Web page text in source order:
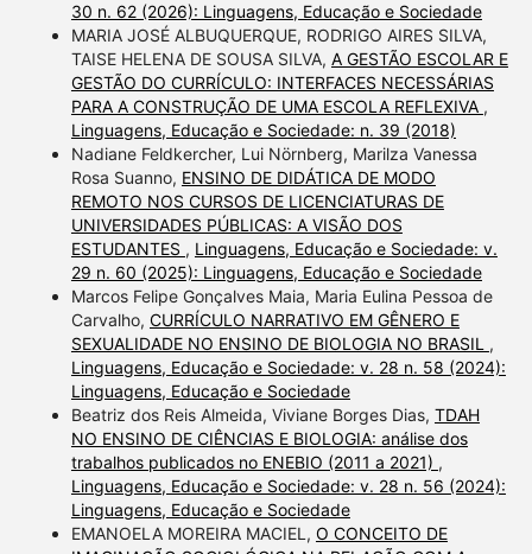
30 n. 62 (2026): Linguagens, Educação e Sociedade
MARIA JOSÉ ALBUQUERQUE, RODRIGO AIRES SILVA,
TAISE HELENA DE SOUSA SILVA, A GESTÃO ESCOLAR E
GESTÃO DO CURRÍCULO: INTERFACES NECESSÁRIAS
PARA A CONSTRUÇÃO DE UMA ESCOLA REFLEXIVA ,
Linguagens, Educação e Sociedade: n. 39 (2018)
Nadiane Feldkercher, Lui Nörnberg, Marilza Vanessa
Rosa Suanno, ENSINO DE DIDÁTICA DE MODO
REMOTO NOS CURSOS DE LICENCIATURAS DE
UNIVERSIDADES PÚBLICAS: A VISÃO DOS
ESTUDANTES , Linguagens, Educação e Sociedade: v.
29 n. 60 (2025): Linguagens, Educação e Sociedade
Marcos Felipe Gonçalves Maia, Maria Eulina Pessoa de
Carvalho, CURRÍCULO NARRATIVO EM GÊNERO E
SEXUALIDADE NO ENSINO DE BIOLOGIA NO BRASIL ,
Linguagens, Educação e Sociedade: v. 28 n. 58 (2024):
Linguagens, Educação e Sociedade
Beatriz dos Reis Almeida, Viviane Borges Dias, TDAH
NO ENSINO DE CIÊNCIAS E BIOLOGIA: análise dos
trabalhos publicados no ENEBIO (2011 a 2021) ,
Linguagens, Educação e Sociedade: v. 28 n. 56 (2024):
Linguagens, Educação e Sociedade
EMANOELA MOREIRA MACIEL, O CONCEITO DE